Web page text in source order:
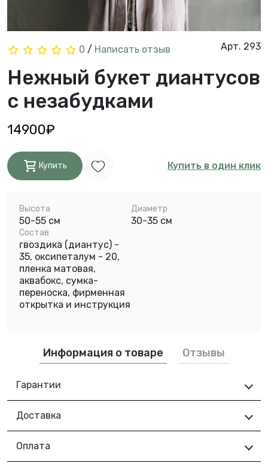
0 / Написать отзыв Арт. 293
Нежный букет диантусов
с незабудками
14900₽
Купить Купить в один клик
Высота
50-55 см
Диаметр
30-35 см
Состав
гвоздика (диантус) -
35, оксипеталум - 20,
пленка матовая,
аквабокс, сумка-
переноска, фирменная
открытка и инструкция
Информация о товаре Отзывы
Гарантии
Доставка
Оплата